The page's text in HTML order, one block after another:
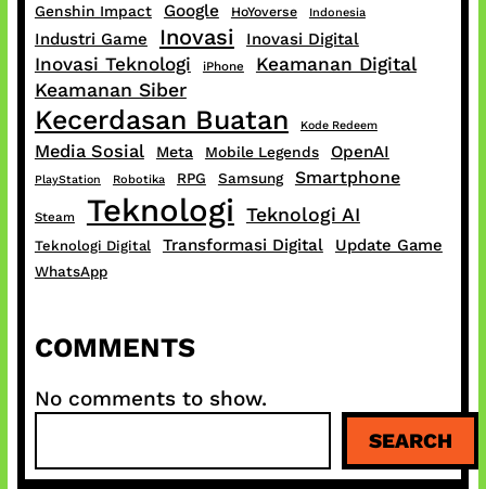
Genshin Impact Google HoYoverse Indonesia
Industri Game Inovasi Inovasi Digital
Inovasi Teknologi iPhone
Keamanan Digital
Keamanan Siber
Kecerdasan Buatan Kode Redeem
Media Sosial Meta Mobile Legends OpenAI
PlayStation Robotika RPG Samsung Smartphone
Steam Teknologi Teknologi AI
Teknologi Digital Transformasi Digital Update Game
WhatsApp
COMMENTS
No comments to show.
a
SEARCH